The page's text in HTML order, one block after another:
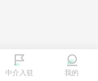
中介入驻 我的